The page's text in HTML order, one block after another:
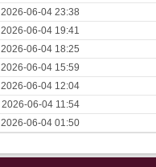
2026-06-04 23:38
2026-06-04 19:41
2026-06-04 18:25
2026-06-04 15:59
2026-06-04 12:04
2026-06-04 11:54
2026-06-04 01:50